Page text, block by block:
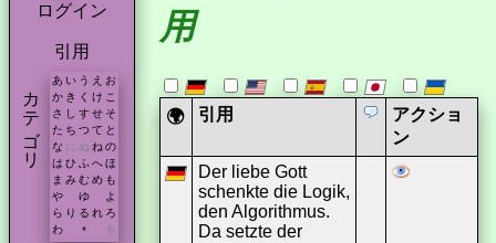
ログイン
引用
カテゴリ あ い う え お
か き く け こ
さ し す せ そ
た ち つ て と
な に ぬ ね の
は ひ ふ へ ほ
ま み む め も
や
ゆ
よ
ら り る れ ろ
わ
* を
用
🌍 引用
アクショ
ン
Der liebe Gott
schenkte die Logik,
den Algorithmus.
Da setzte der